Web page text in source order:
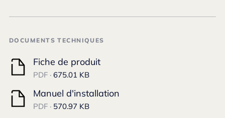
DOCUMENTS TECHNIQUES
Fiche de produit
PDF · 675.01 KB
Manuel d'installation
PDF · 570.97 KB